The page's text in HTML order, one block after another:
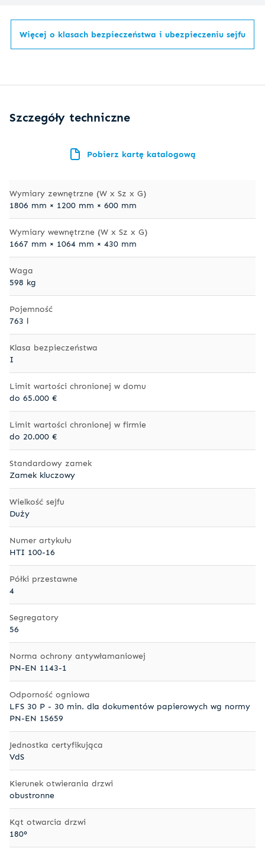
Więcej o klasach bezpieczeństwa i ubezpieczeniu sejfu
Szczegóły techniczne
Pobierz kartę katalogową
Wymiary zewnętrzne (W x Sz x G)
1806 mm × 1200 mm × 600 mm
Wymiary wewnętrzne (W x Sz x G)
1667 mm × 1064 mm × 430 mm
Waga
598 kg
Pojemność
763 l
Klasa bezpieczeństwa
I
Limit wartości chronionej w domu
do 65.000 €
Limit wartości chronionej w firmie
do 20.000 €
Standardowy zamek
Zamek kluczowy
Wielkość sejfu
Duży
Numer artykułu
HTI 100-16
Półki przestawne
4
Segregatory
56
Norma ochrony antywłamaniowej
PN-EN 1143-1
Odporność ogniowa
LFS 30 P - 30 min. dla dokumentów papierowych wg normy
PN-EN 15659
Jednostka certyfikująca
VdS
Kierunek otwierania drzwi
obustronne
Kąt otwarcia drzwi
180°